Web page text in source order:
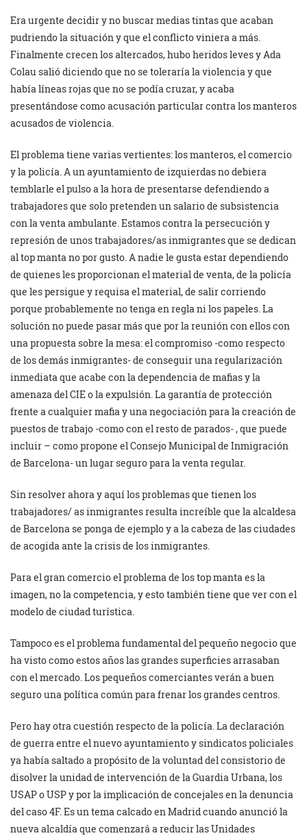
Era urgente decidir y no buscar medias tintas que acaban
pudriendo la situación y que el conflicto viniera a más.
Finalmente crecen los altercados, hubo heridos leves y Ada
Colau salió diciendo que no se toleraría la violencia y que
había líneas rojas que no se podía cruzar, y acaba
presentándose como acusación particular contra los manteros
acusados de violencia.
El problema tiene varias vertientes: los manteros, el comercio
y la policía. A un ayuntamiento de izquierdas no debiera
temblarle el pulso a la hora de presentarse defendiendo a
trabajadores que solo pretenden un salario de subsistencia
con la venta ambulante. Estamos contra la persecución y
represión de unos trabajadores/as inmigrantes que se dedican
al top manta no por gusto. A nadie le gusta estar dependiendo
de quienes les proporcionan el material de venta, de la policía
que les persigue y requisa el material, de salir corriendo
porque probablemente no tenga en regla ni los papeles. La
solución no puede pasar más que por la reunión con ellos con
una propuesta sobre la mesa: el compromiso -como respecto
de los demás inmigrantes- de conseguir una regularización
inmediata que acabe con la dependencia de mafias y la
amenaza del CIE o la expulsión. La garantía de protección
frente a cualquier mafia y una negociación para la creación de
puestos de trabajo -como con el resto de parados- , que puede
incluir – como propone el Consejo Municipal de Inmigración
de Barcelona- un lugar seguro para la venta regular.
Sin resolver ahora y aquí los problemas que tienen los
trabajadores/ as inmigrantes resulta increíble que la alcaldesa
de Barcelona se ponga de ejemplo y a la cabeza de las ciudades
de acogida ante la crisis de los inmigrantes.
Para el gran comercio el problema de los top manta es la
imagen, no la competencia, y esto también tiene que ver con el
modelo de ciudad turística.
Tampoco es el problema fundamental del pequeño negocio que
ha visto como estos años las grandes superficies arrasaban
con el mercado. Los pequeños comerciantes verán a buen
seguro una política común para frenar los grandes centros.
Pero hay otra cuestión respecto de la policía. La declaración
de guerra entre el nuevo ayuntamiento y sindicatos policiales
ya había saltado a propósito de la voluntad del consistorio de
disolver la unidad de intervención de la Guardia Urbana, los
USAP o USP y por la implicación de concejales en la denuncia
del caso 4F. Es un tema calcado en Madrid cuando anunció la
nueva alcaldía que comenzará a reducir las Unidades